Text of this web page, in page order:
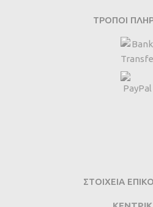
ΤΡΌΠΟΙ
ΣΤΟΙΧΕΙΑ